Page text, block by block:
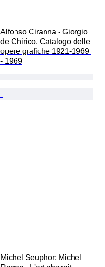
Alfonso Ciranna - Giorgio
de Chirico. Catalogo delle
opere grafiche 1921-1969
- 1969
Michel Seuphor; Michel